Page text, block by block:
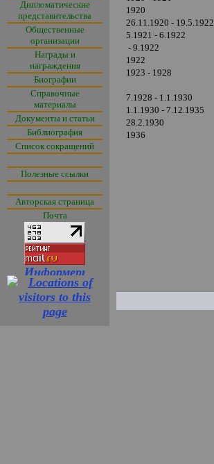
Дипломатические
представительства
Общественные
организации
Награды и
награждения
Биографии
Справочные
материалы
Документы и статьи
Библиография
Список сокращений
Полезные ссылки
Авторская страница
Почта
1920
26.11.1920 - 19.5.1922
5.1921 - 6.1922
- 9.1922
1922
1923 - 1928
7.1928 - 1.1.1930
1.1.1930 - 7.12.1935
28.2.1930
1936